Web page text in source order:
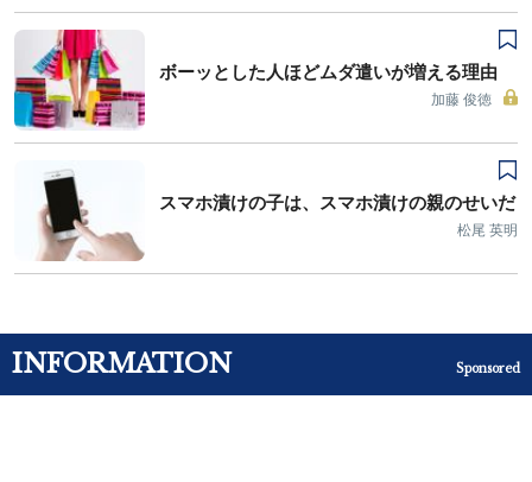
ボーッとした人ほどムダ遣いが増える理由
加藤 俊徳
スマホ漬けの子は、スマホ漬けの親のせいだ
松尾 英明
INFORMATION Sponsored